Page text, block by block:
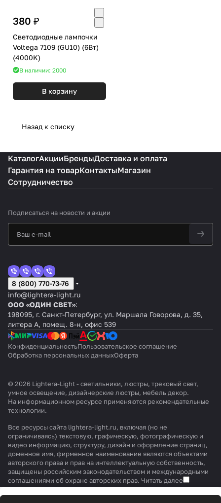
380 ₽
Светодиодные лампочки
Voltega 7109 (GU10) (6Вт)
(4000K)
В наличии: 2000
В корзину
Назад к списку
КаталогАкцииБрендыДоставка и оплата
Гарантия на товарКонтактыМагазин
Сотрудничество
Подписаться на новости и акции
8 (800) 770-73-76
info@lightera-light.ru
ООО «ОДИН СВЕТ»:
198095, г. Санкт-Петербург, ул. Маршала Говорова, д. 35,
литера А, помещ. 8-н, офис 539
КонфиденциальностьПользовательское соглашение
Обработка персональных данныхОферта
© 2026 Lightera-Light - светильники, люстры, трековый свет,
умное освещение, дизайнерские люстры, мебель декор.
На информационном ресурсе применяются рекомендательные
технологии.
Все ресурсы сайта lightera-light.ru, включая (но не
ограничиваясь) текстовую, графическую, фотографическую и
видео информацию, структуру, дизайн и оформление страниц,
доменное имя, фирменное наименование являются объектами
авторского права и прав на интеллектуальную собственность,
защищены российским законодательством и международными
соглашениями об охране авторских прав. Читать далее